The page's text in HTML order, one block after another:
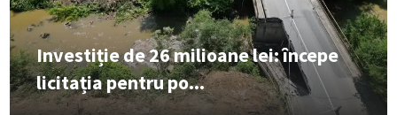
Investiție de 26 milioane lei: începe
licitația pentru po...